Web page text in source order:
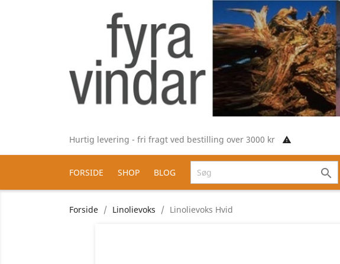
Hurtig levering - fri fragt ved bestilling over 3000 kr report_problem
FORSIDE SHOP BLOG 
Forside Linolievoks Linolievoks Hvid